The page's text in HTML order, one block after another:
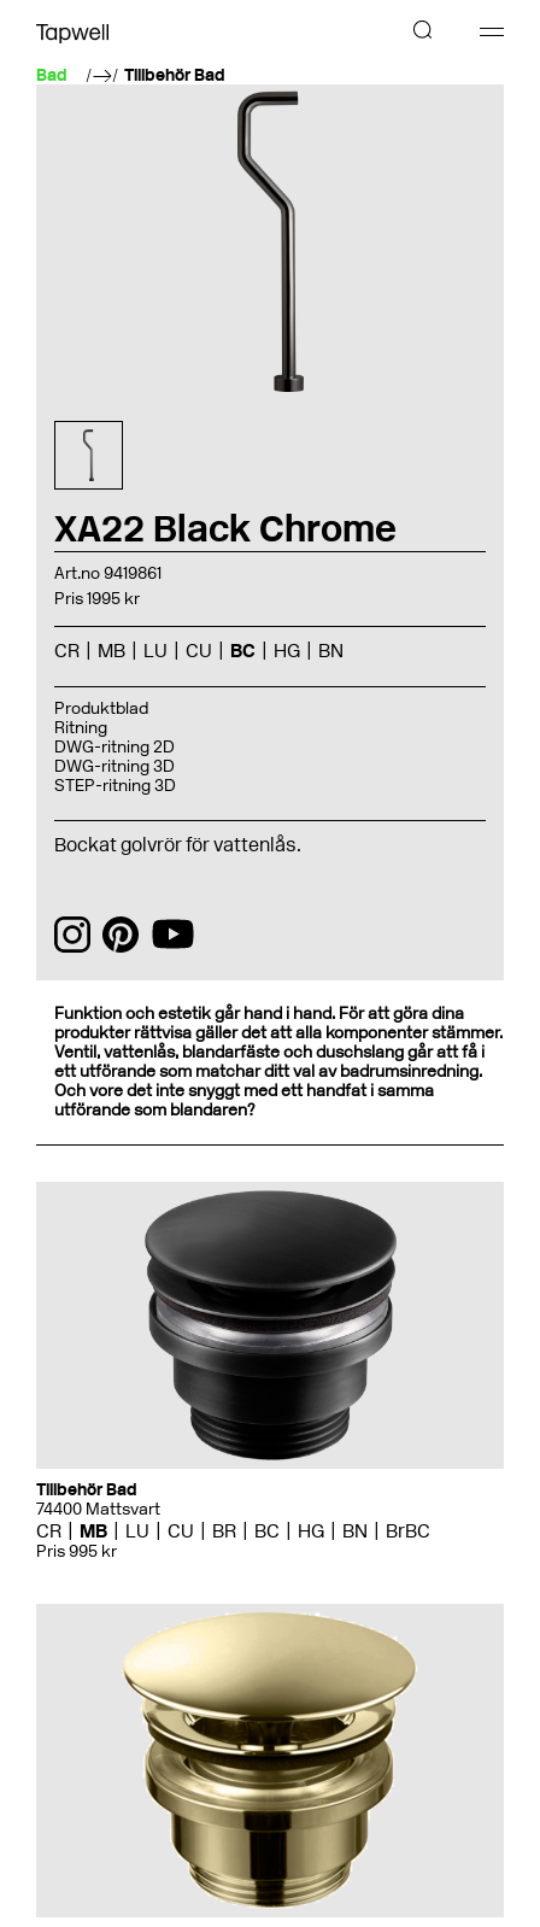
Bad Tillbehör Bad
XA22 Black Chrome
Art.no 9419861
Pris 1995 kr
CR MB LU CU BC HG BN
Produktblad
Ritning
DWG-ritning 2D
DWG-ritning 3D
STEP-ritning 3D
Bockat golvrör för vattenlås.
Funktion och estetik går hand i hand. För att göra dina
produkter rättvisa gäller det att alla komponenter stämmer.
Ventil, vattenlås, blandarfäste och duschslang går att få i
ett utförande som matchar ditt val av badrumsinredning.
Och vore det inte snyggt med ett handfat i samma
utförande som blandaren?
Tillbehör Bad
74400 Mattsvart
CR MB LU CU BR BC HG BN BrBC
Pris 995 kr